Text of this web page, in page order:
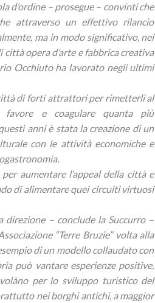
d’ordine – prosegue – convinti che
attraverso un effettivo rilancio
ma in modo significativo, nei
opera d’arte e fabbrica creativa
Occhiuto ha lavorato negli ultimi
di forti attrattori per rimetterli al
favore e coagulare quanta più
anni è stata la creazione di un
con le attività economiche e
aumentare l’appeal della città e
di alimentare quei circuiti virtuosi
– conclude la Succurro –
“Terre Bruzie” volta alla
di un modello collaudato con
può vantare esperienze positive.
per lo sviluppo turistico del
nei borghi antichi, a maggior